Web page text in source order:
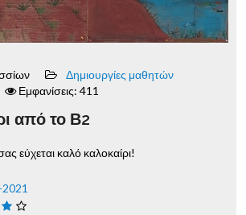
Δημιουργίες μαθητών
Εμφανίσεις: 411
από το Β2
εύχεται καλό καλοκαίρι!